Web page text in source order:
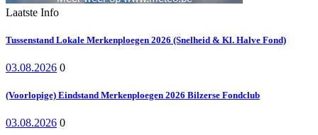
Laatste Info
Tussenstand Lokale Merkenploegen 2026 (Snelheid & Kl. Halve Fond)
03.08.2026 0
(Voorlopige) Eindstand Merkenploegen 2026 Bilzerse Fondclub
03.08.2026 0